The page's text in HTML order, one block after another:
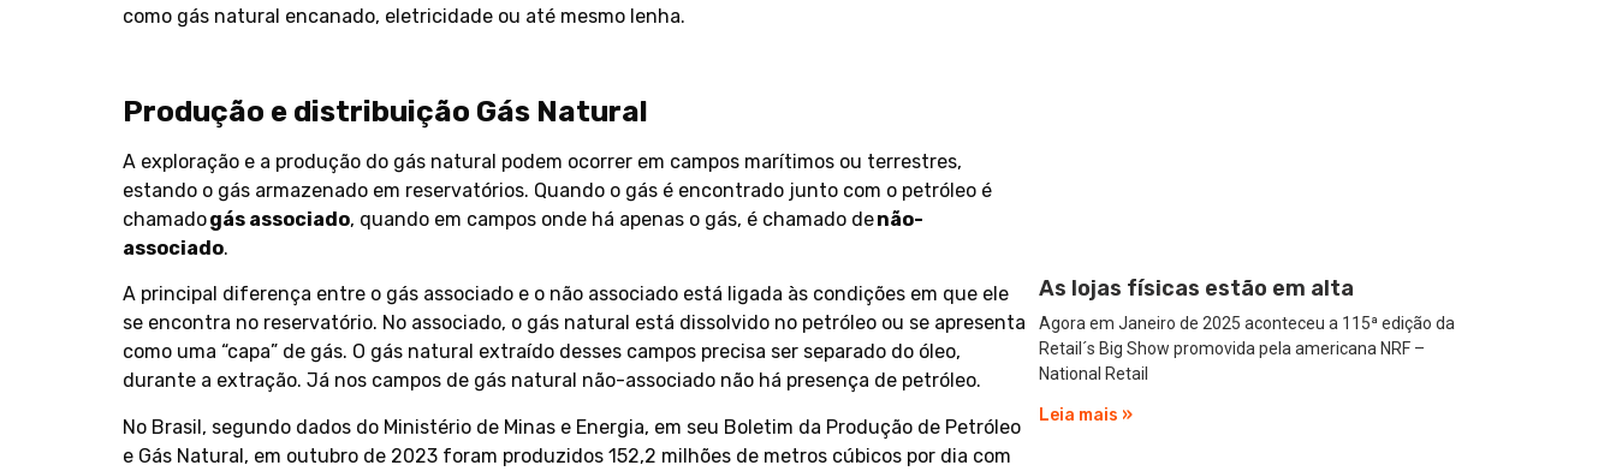
como gás natural encanado, eletricidade ou até mesmo lenha.
Produção e distribuição Gás Natural
A exploração e a produção do gás natural podem ocorrer em campos marítimos ou terrestres,
estando o gás armazenado em reservatórios. Quando o gás é encontrado junto com o petróleo é
chamadogás associado, quando em campos onde há apenas o gás, é chamado denão-
associado.
A principal diferença entre o gás associado e o não associado está ligada às condições em que ele
se encontra no reservatório. No associado, o gás natural está dissolvido no petróleo ou se apresenta
como uma “capa” de gás. O gás natural extraído desses campos precisa ser separado do óleo,
durante a extração. Já nos campos de gás natural não-associado não há presença de petróleo.
No Brasil, segundo dados do Ministério de Minas e Energia, em seu Boletim da Produção de Petróleo
e Gás Natural, em outubro de 2023 foram produzidos 152,2 milhões de metros cúbicos por dia com
As lojas físicas estão em alta
Agora em Janeiro de 2025 aconteceu a 115ª edição da
Retail´s Big Show promovida pela americana NRF –
National Retail
Leia mais »